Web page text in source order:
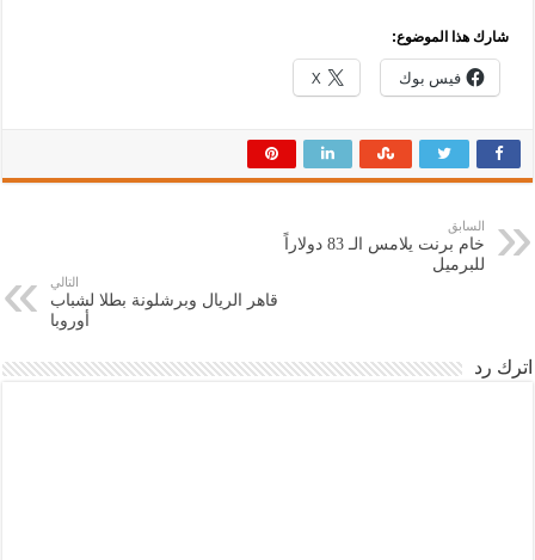
شارك هذا الموضوع:
فيس بوك X
السابق
خام برنت يلامس الـ 83 دولاراً
للبرميل
التالي
قاهر الريال وبرشلونة بطلا لشباب
أوروبا
اترك رد